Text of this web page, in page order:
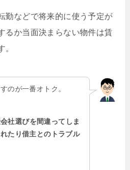
勤などで将来的に使う予定が
るか当面決まらない物件は賃
。
のが一番オトク。
社選びを間違ってしま
たり借主とのトラブル